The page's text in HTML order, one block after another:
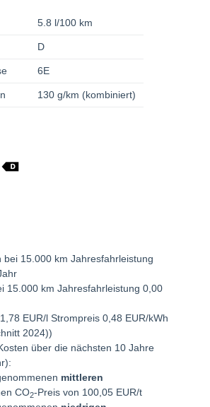
5.8 l/100 km
D
6E
130 g/km (kombiniert)
bei 15.000 km Jahresfahrleistung
15.000 km Jahresfahrleistung 0,00
EUR/l Strompreis 0,48 EUR/kWh
2024))
über die nächsten 10 Jahre
mittleren
CO2-Preis von 100,05 EUR/t